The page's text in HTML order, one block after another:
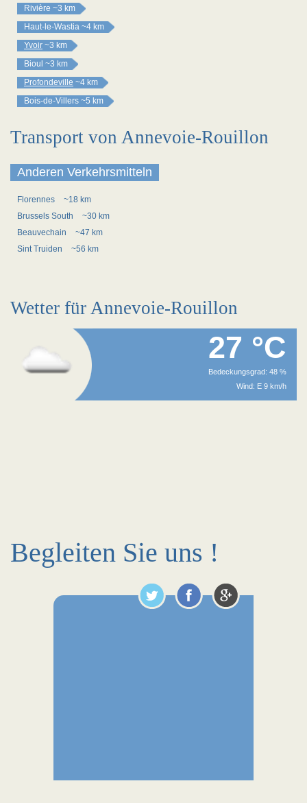
Rivière ~3 km
Haut-le-Wastia ~4 km
Yvoir ~3 km
Bioul ~3 km
Profondeville ~4 km
Bois-de-Villers ~5 km
Transport von Annevoie-Rouillon
Anderen Verkehrsmitteln
Florennes
~18 km
Brussels South
~30 km
Beauvechain
~47 km
Sint Truiden
~56 km
Wetter für Annevoie-Rouillon
27 °C
Bedeckungsgrad: 48 %
Wind: E 9 km/h
Begleiten Sie uns !